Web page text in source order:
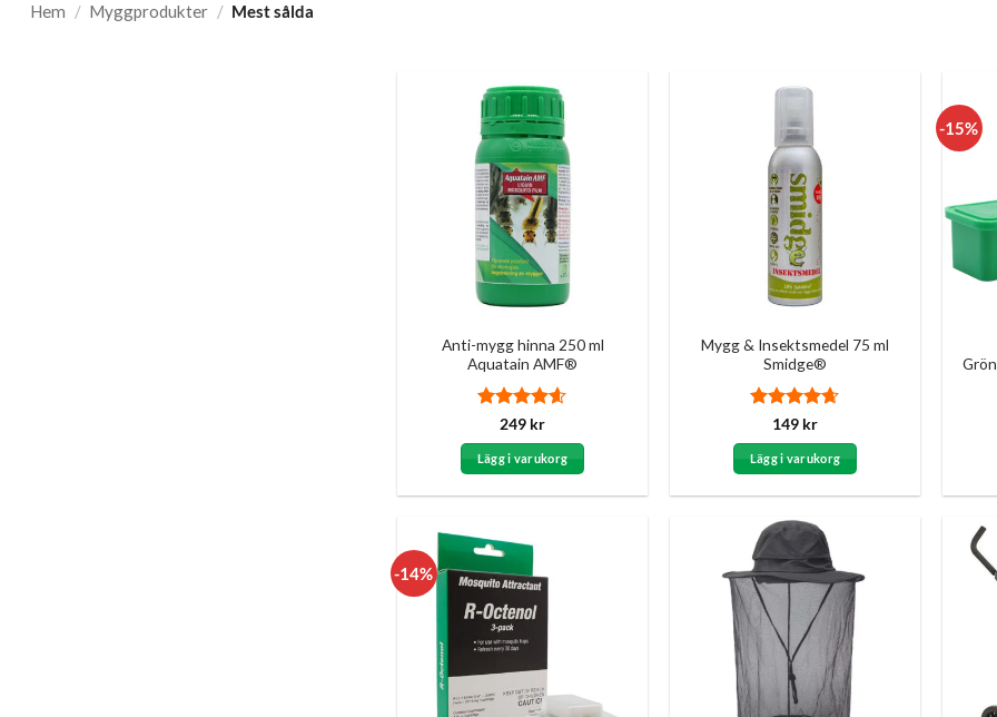
Hem / Myggprodukter / Mest sålda
Anti-mygg hinna 250 ml
Aquatain AMF®
Betygsatt
4.6av 5
249 kr
Lägg i varukorg
Mygg & Insektsmedel 75 ml
Smidge®
Betygsatt
4.63av 5
149 kr
Lägg i varukorg
-15%
-14%